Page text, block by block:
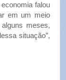
falou
em um meio
meses,
situação”,